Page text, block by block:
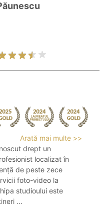
Arată mai multe >>
drept un
localizat în
de peste zece
foto-video la
studioului este
...